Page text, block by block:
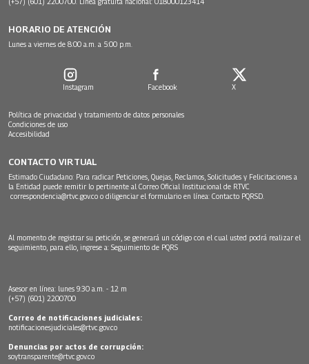
HORARIO DE ATENCIÓN
Lunes a viernes de 8:00 a.m. a 5:00 p.m.
Instagram Facebook X
Política de privacidad y tratamiento de datos personales
Condiciones de uso
Accesibilidad
CONTACTO VIRTUAL
Estimado Ciudadano: Para radicar Peticiones, Quejas, Reclamos, Solicitudes y Felicitaciones a
la Entidad puede remitir lo pertinente al Correo Oficial Institucional de RTVC
correspondencia@rtvc.gov.co o diligenciar el formulario en línea: Contacto PQRSD.
Al momento de registrar su petición, se generará un código con el cual usted podrá realizar el
seguimiento, para ello, ingrese a: Seguimiento de PQRS
Asesor en línea: lunes 9:30 a.m. - 12 m
(+57) (601) 2200700
Correo de notificaciones judiciales:
notificacionesjudiciales@rtvc.gov.co
Denuncias por actos de corrupción:
soytransparente@rtvc.gov.co